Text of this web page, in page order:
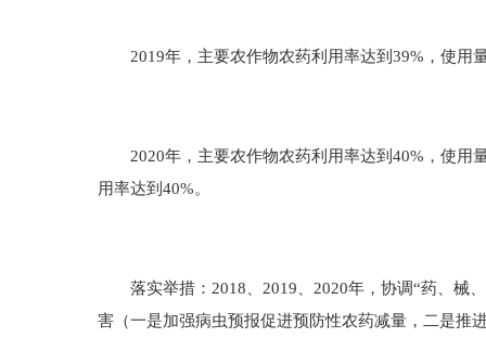
2019年，主要农作物农药利用率达到39%，使用量
2020年，主要农作物农药利用率达到40%，使用量
用率达到40%。
落实举措：2018、2019、2020年，协调“药、械、
害（一是加强病虫预报促进预防性农药减量，二是推